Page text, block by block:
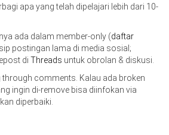
apa yang telah dipelajari lebih dari 10-
ada dalam member-only (daftar
postingan lama di media sosial;
di Threads untuk obrolan & diskusi.
through comments. Kalau ada broken
ingin di-remove bisa diinfokan via
diperbaiki.